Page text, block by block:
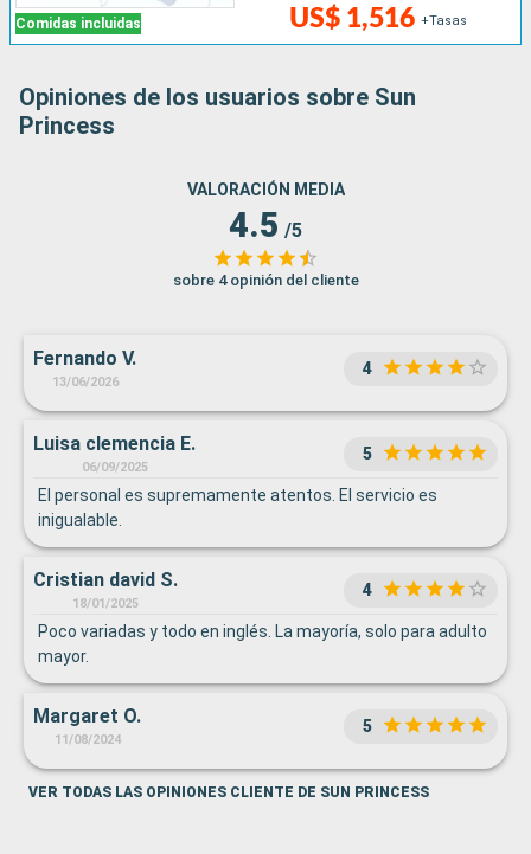
Comidas incluidas US$ 1,516 +Tasas
Opiniones de los usuarios sobre Sun
Princess
VALORACIÓN MEDIA
4.5 /5
sobre 4 opinión del cliente
Fernando V.
13/06/2026
4
Luisa clemencia E.
06/09/2025
5
El personal es supremamente atentos. El servicio es
inigualable.
Cristian david S.
18/01/2025
4
Poco variadas y todo en inglés. La mayoría, solo para adulto
mayor.
Margaret O.
11/08/2024
5
VER TODAS LAS OPINIONES CLIENTE DE SUN PRINCESS